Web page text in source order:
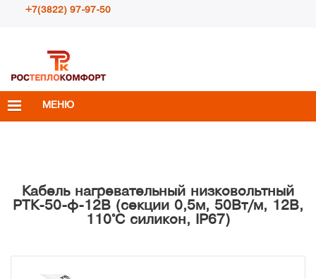
+7(3822) 97-97-50
info@rosteplokomfort.ru
МЕНЮ
Кабель нагревательный низковольтный
РТК-50-ф-12В (секции 0,5м, 50Вт/м, 12В,
110°С силикон, IP67)